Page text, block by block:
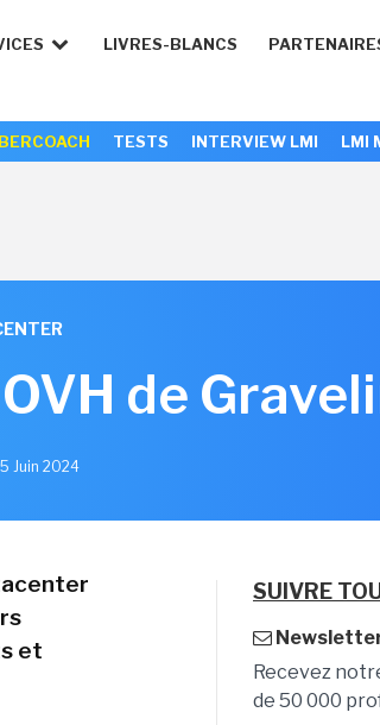
LIVRES-BLANCS
TESTS INTERVIEW LMI LMI
de
Juin 2024
et
SUIVRE
Recevez
de 50 000